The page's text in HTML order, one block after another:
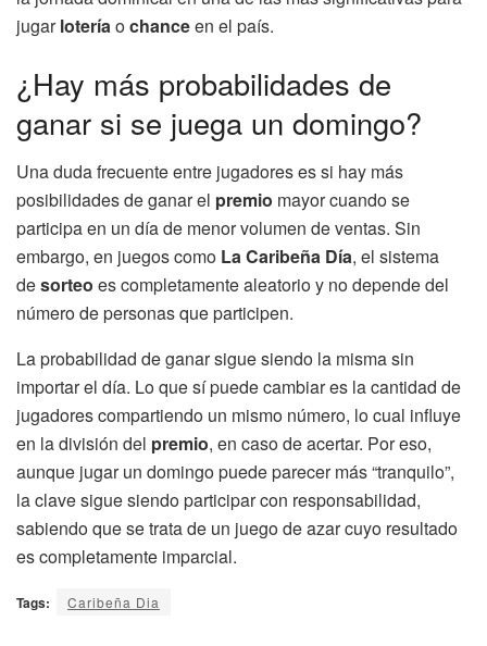
jugarloteríaochanceen el país.
¿Hay más probabilidades de
ganar si se juega un domingo?
Una duda frecuente entre jugadores es si hay más
posibilidades de ganar el premio mayor cuando se
participa en un día de menor volumen de ventas. Sin
embargo, en juegos como La Caribeña Día, el sistema
desorteo es completamente aleatorio y no depende del
número de personas que participen.
La probabilidad de ganar sigue siendo la misma sin
importar el día. Lo que sí puede cambiar es la cantidad de
jugadores compartiendo un mismo número, lo cual influye
en la división del premio, en caso de acertar. Por eso,
aunque jugar un domingo puede parecer más “tranquilo”,
la clave sigue siendo participar con responsabilidad,
sabiendo que se trata de un juego de azar cuyo resultado
es completamente imparcial.
Tags: Caribeña Dia